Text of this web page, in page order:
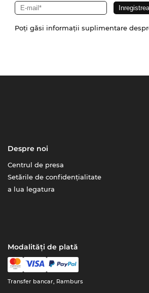
Poți găsi informații suplimentare
Despre noi
Centrul de presa
Setările de confidențialitate
a lua legatura
Modalități de plată
Transfer bancar, Ramburs